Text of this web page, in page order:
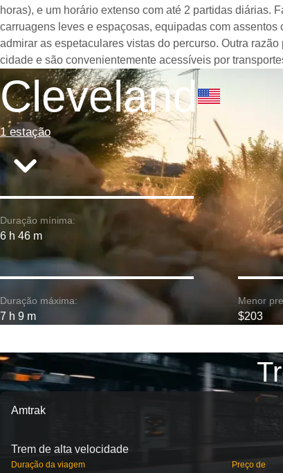
horas), e um horário extenso com até 2 partidas diárias.
carruagens leves e espaçosas, equipadas com
admirar as espetaculares vistas do percurso. Outra
cidade e são convenientemente acessíveis por
Cleveland
1 estação
Duração mínima:
6 h 46 m
Duração máxima:
7 h 9 m
Menor
$203
Amtrak
Trem de alta velocidade
Duração da viagem Preço de